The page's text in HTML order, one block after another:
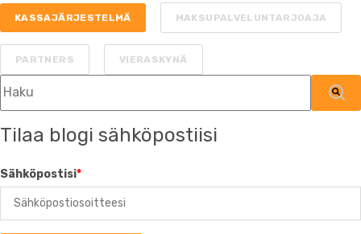
KASSAJÄRJESTELMÄ MAKSUPALVELUNTARJOAJA
PARTNERS VIERASKYNÄ
Tämä on hakukenttä, johon on liitetty automaattinen
Ehdotuksia ei ole, koska hakukenttä on
Tilaa blogi sähköpostiisi
Sähköpostisi*